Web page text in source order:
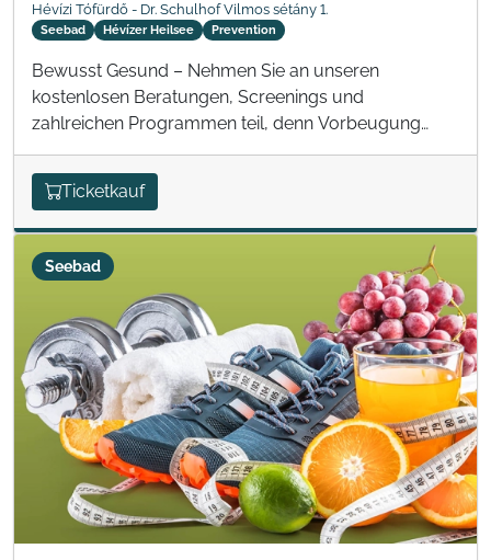
Hévízi Tófürdő - Dr. Schulhof Vilmos sétány 1.
Seebad Hévízer Heilsee Prevention
Bewusst Gesund – Nehmen Sie an unseren
kostenlosen Beratungen, Screenings und
zahlreichen Programmen teil, denn Vorbeugung
kann man nie früh genug beginnen!
Ticketkauf
Seebad